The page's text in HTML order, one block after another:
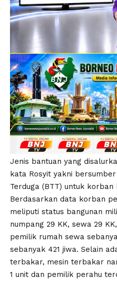
Jenis bantuan yang
kata Rosyit yakni
Terduga (BTT) untuk korban
Berdasarkan data korban
meliputi status bangunan
numpang 29 KK, sewa 29
pemilik rumah sewa
sebanyak 421 jiwa. Selain
terbakar, mesin terbakar
1 unit dan pemilik perahu